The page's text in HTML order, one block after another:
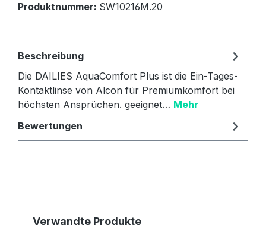
Produktnummer: SW10216M.20
Beschreibung
Die DAILIES AquaComfort Plus ist die Ein-Tages-
Kontaktlinse von Alcon für Premiumkomfort bei
höchsten Ansprüchen. geeignet… Mehr
Bewertungen
Produktgalerie überspringen
Verwandte Produkte